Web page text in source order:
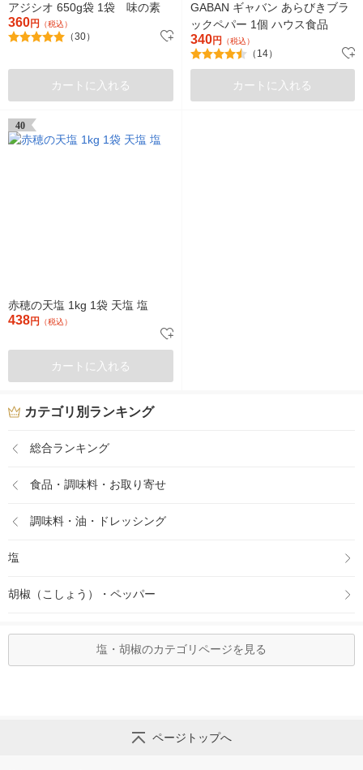
アジシオ 650g袋 1袋 味の素
360円 （税込）
（30）
カートに入れる
GABAN ギャバン あらびきブラ
ックペパー 1個 ハウス食品
340円 （税込）
（14）
カートに入れる
40
赤穂の天塩 1kg 1袋 天塩 塩
438円 （税込）
カートに入れる
カテゴリ別ランキング
総合ランキング
食品・調味料・お取り寄せ
調味料・油・ドレッシング
塩
胡椒（こしょう）・ペッパー
塩・胡椒のカテゴリページを見る
ページトップへ